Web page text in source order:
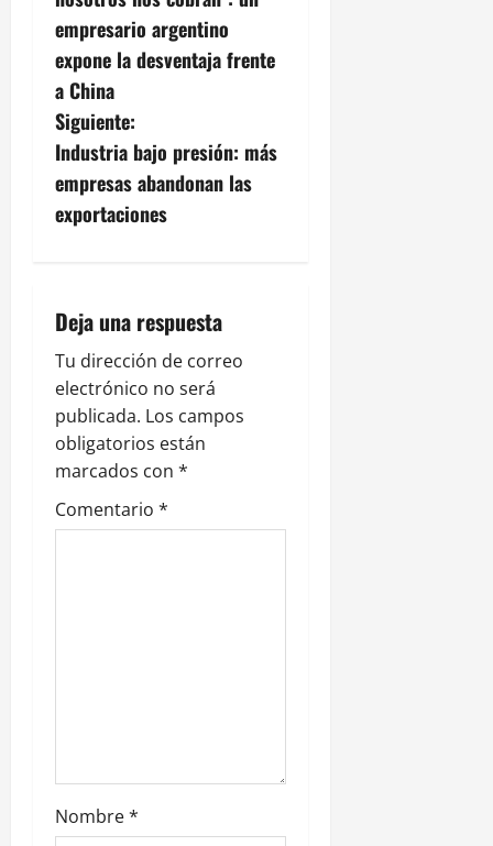
v
e
g
a
c
ó
n
d
e
e
n
a
s
empresario argentino
expone la desventaja frente
a China
Siguiente:
Industria bajo presión: más
empresas abandonan las
exportaciones
Deja una respuesta
Tu dirección de correo
electrónico no será
publicada. Los campos
obligatorios están
marcados con *
Comentario *
Nombre*